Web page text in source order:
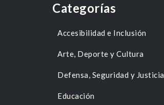
Categorías
Accesibilidad e Inclusión
Arte, Deporte y Cultura
Defensa, Seguridad y Justicia
Educación